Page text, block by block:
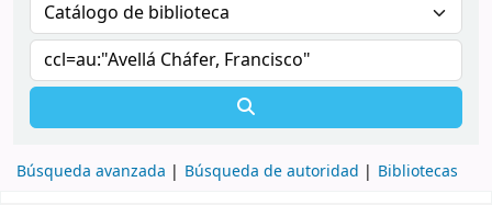
Búsqueda avanzada Búsqueda de autoridad Bibliotecas